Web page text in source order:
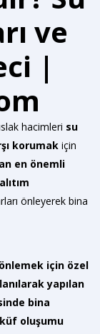
ve
|
hacimleri su
korumak için
en önemli
önleyerek bina
için özel
yapılan
bina
oluşumu